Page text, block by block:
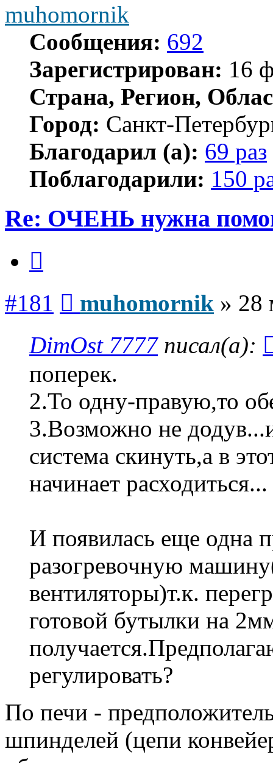
muhomornik
Сообщения: 692
Зарегистрирован: 16
Страна, Регион,
Город: Санкт-
Благодарил (а): 69 раз
Поблагодарили: 150
Re: ОЧЕНЬ нужна
#181 muhomornik » 28
DimOst 7777писал(а):
поперек.
2.То одну-правую,то
3.Возможно не
система скинуть,а в
начинает расходиться...
И появилась еще одна
разогревочную
вентиляторы)т.к.
готовой бутылки на
регулировать?
По печи -
шпинделей (цепи